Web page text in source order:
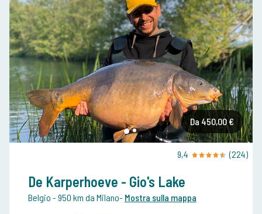
Da 450,00 €
9,4 (224)
De Karperhoeve - Gio's Lake
Belgio - 950 km da Milano- Mostra sulla mappa